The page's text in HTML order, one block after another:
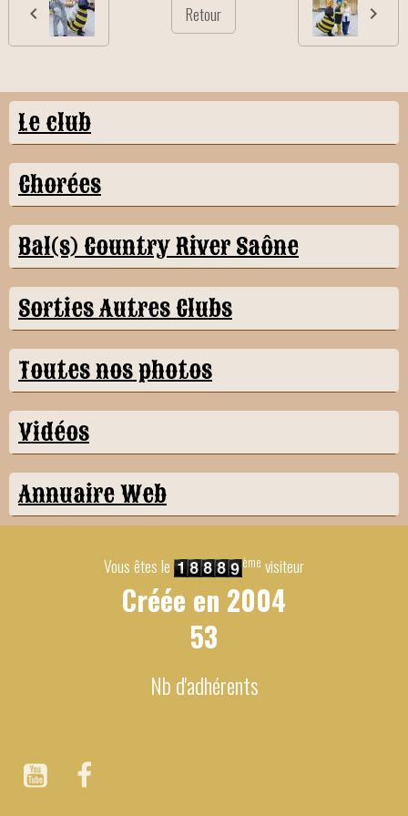
Retour
Le club
Chorées
Bal(s) Country River Saône
Sorties Autres Clubs
Toutes nos photos
Vidéos
Annuaire Web
Vous êtes le ème visiteur
Créée en 2004
53
Nb d'adhérents